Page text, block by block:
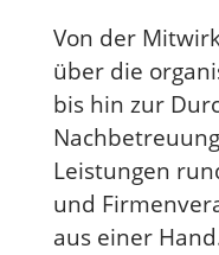
Von der
über die
bis hin zur
Leistungen
und
aus einer